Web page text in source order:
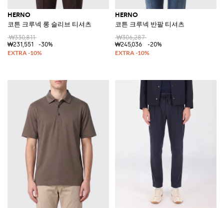
HERNO
코튼 크루넥 롱 슬리브 티셔츠
₩330,811
₩231,551
-30%
HERNO
코튼 크루넥 반팔 티셔츠
₩306,287
₩245,036
-20%